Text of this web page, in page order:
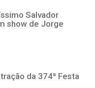
Salvador
show de Jorge
da 374ª Festa